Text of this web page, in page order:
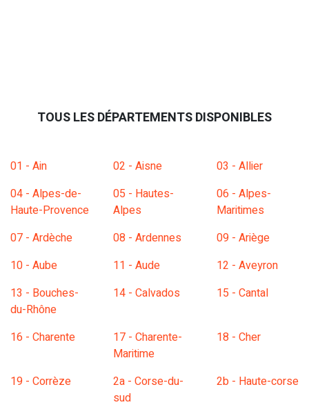
TOUS LES DÉPARTEMENTS DISPONIBLES
01 - Ain 02 - Aisne
03 - Allier
04 - Alpes-de-
Haute-Provence
05 - Hautes-
Alpes
06 - Alpes-
Maritimes
07 - Ardèche
08 - Ardennes
09 - Ariège
10 - Aube
11 - Aude
12 - Aveyron
13 - Bouches-
du-Rhône
14 - Calvados 15 - Cantal
16 - Charente
17 - Charente-
Maritime
18 - Cher
19 - Corrèze
2a - Corse-du-
sud
2b - Haute-corse